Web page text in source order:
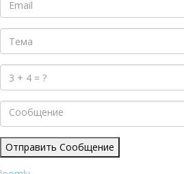
Отправить Сообщение